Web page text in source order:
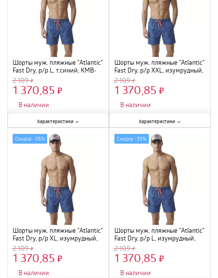
Характеристики:
Размер:L;
Шорты муж. пляжные "Atlantic"
Fast Dry, р/р L, т.синий, KMB-
223
2 109
1 370,85
В наличии
Характеристики Характеристики:
Размер:XXL;
Шорты муж. пляжные "Atlantic"
Fast Dry, р/р XXL, изумрудный,
KMB-223
2 109
1 370,85
В наличии
Характеристики
Шорты муж. пляжные "Atlantic"
Fast Dry, р/р XL, изумрудный,
KMB-223
2 109
1 370,85
В наличии
Скидка -35%
Шорты муж. пляжные "Atlantic"
Fast Dry, р/р L, изумрудный,
KMB-223
2 109
1 370,85
В наличии
Скидка -35%